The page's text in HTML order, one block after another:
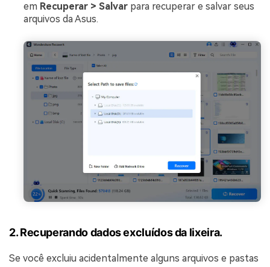
em Recuperar > Salvar para recuperar e salvar seus
arquivos da Asus.
2. Recuperando dados excluídos da lixeira.
Se você excluiu acidentalmente alguns arquivos e pastas